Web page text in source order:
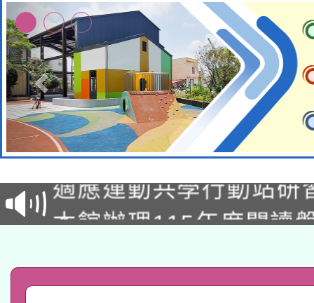
本校115學年度第2次
招甄選結果公告(無人
招)
適應運動共學行動站研
本館辦理115年度閱讀
礎課程
A3數位素養講師名單